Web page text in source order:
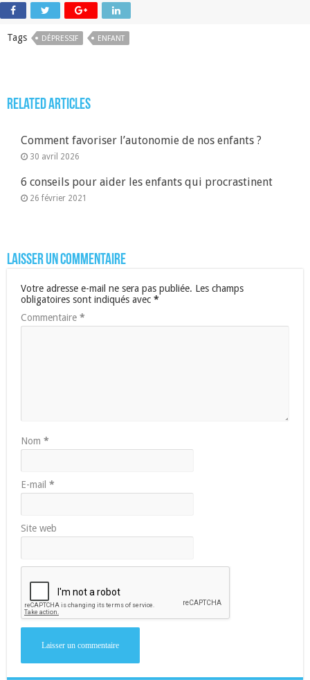
Tags DÉPRESSIF ENFANT
Related Articles
Comment favoriser l’autonomie de nos enfants ?
30 avril 2026
6 conseils pour aider les enfants qui procrastinent
26 février 2021
Laisser un commentaire
Votre adresse e-mail ne sera pas publiée. Les champs
obligatoires sont indiqués avec *
Commentaire *
Nom *
E-mail *
Site web